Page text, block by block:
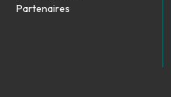
Partenaires